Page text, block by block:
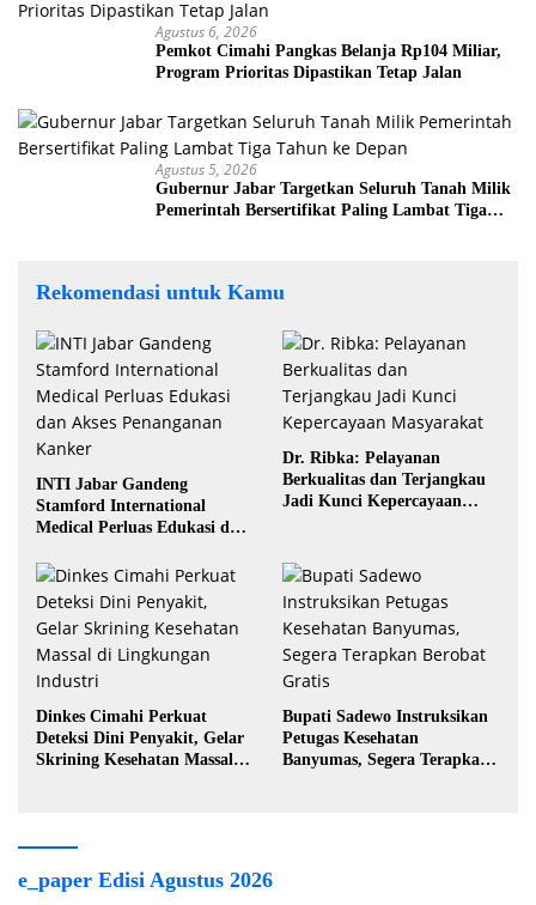
Agustus 6, 2026
Pemkot Cimahi Pangkas Belanja Rp104 Miliar,
Program Prioritas Dipastikan Tetap Jalan
Agustus 5, 2026
Gubernur Jabar Targetkan Seluruh Tanah Milik
Pemerintah Bersertifikat Paling Lambat Tiga
Rekomendasi untuk Kamu
INTI Jabar Gandeng
Stamford International
Medical Perluas Edukasi dan
Dr. Ribka: Pelayanan
Berkualitas dan Terjangkau
Jadi Kunci Kepercayaan
Dinkes Cimahi Perkuat
Deteksi Dini Penyakit, Gelar
Skrining Kesehatan Massal di
Bupati Sadewo Instruksikan
Petugas Kesehatan
Banyumas, Segera Terapkan
e_paper Edisi Agustus 2026